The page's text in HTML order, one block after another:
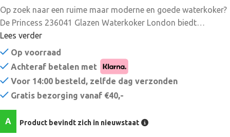
Op zoek naar een ruime maar moderne en goede waterkoker?
De Princess 236041 Glazen Waterkoker London biedt
optimale prestatie. Het hoge kwaliteit glas geeft je de
mogelijkheid om het hele kookproces te volgen en de blauwe
lichtring zorgt voor een extra speels effect. De kan is compleet
afneembaar van de basis en heeft een lange levensduur
dankzij het geïntegreerde verwarmingselement. Met de
London drink je thee in stijl. Snel even een kopje thee zetten
Het verborgen verwarmingselement in de Princess London
Waterkoker heeft een hoog vermogen van 2200W en warmt
Lees verder
Op voorraad
Achteraf betalen met
Voor 14:00 besteld, zelfde dag verzonden
Gratis bezorging vanaf €40,-
A Product bevindt zich in nieuwstaat